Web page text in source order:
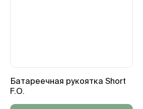
Батареечная рукоятка Short
F.O.